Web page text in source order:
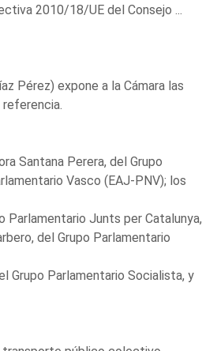
2010/18/UE del Consejo ...
Pérez) expone a la Cámara las
Santana Perera, del Grupo
Vasco (EAJ-PNV); los
Parlamentario Junts per Catalunya,
del Grupo Parlamentario
Grupo Parlamentario Socialista, y